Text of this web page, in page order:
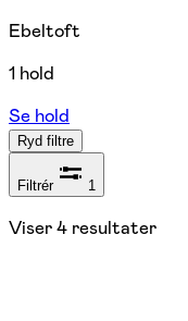
Ebeltoft
1 hold
Se hold
Ryd filtre
Filtrér 1
Viser4 resultater